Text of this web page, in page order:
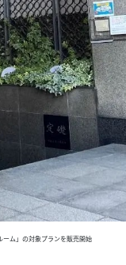
ーム」の対象プランを販売開始